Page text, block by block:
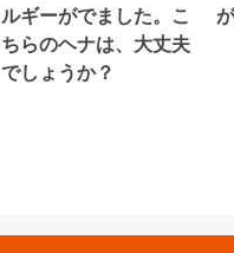
ルギーがでました。こ
ちらのヘナは、大丈夫
でしょうか？